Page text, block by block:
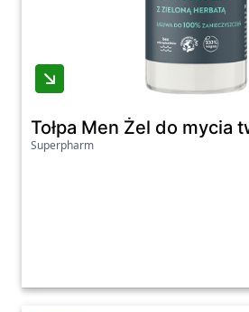
Tołpa Men Żel do mycia
Superpharm